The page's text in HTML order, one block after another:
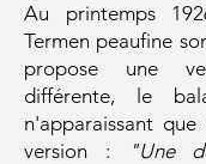
Au printemps
Termen peaufine
propose une
différente, le
n'apparaissant
version :
"Une